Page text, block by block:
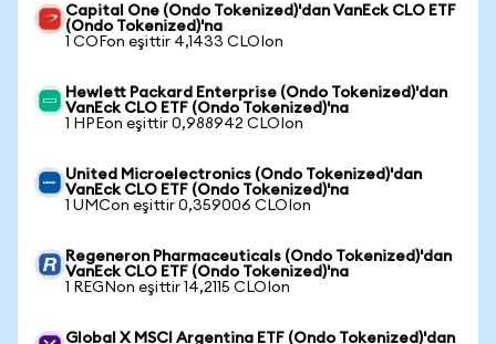
Capital One (Ondo Tokenized)'dan VanEck CLO ETF
(Ondo Tokenized)'na
1 COFon eşittir 4,1433 CLOIon
Hewlett Packard Enterprise (Ondo Tokenized)'dan
VanEck CLO ETF (Ondo Tokenized)'na
1 HPEon eşittir 0,988942 CLOIon
United Microelectronics (Ondo Tokenized)'dan
VanEck CLO ETF (Ondo Tokenized)'na
1 UMCon eşittir 0,359006 CLOIon
Regeneron Pharmaceuticals (Ondo Tokenized)'dan
VanEck CLO ETF (Ondo Tokenized)'na
1 REGNon eşittir 14,2115 CLOIon
Global X MSCI Argentina ETF (Ondo Tokenized)'dan